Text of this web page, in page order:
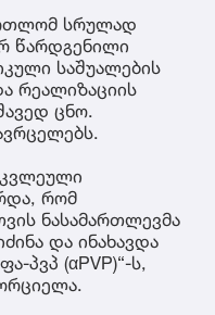
სრულად
წარდგენილი
საშუალების
რეალიზაციის
ცნო.
რომ
ნასამართლევმა
და ინახავდა
პვპ (αPVP)“-ს,